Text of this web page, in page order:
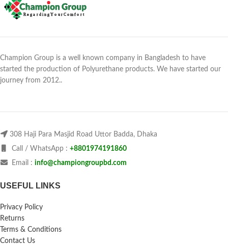
Champion Group is a well known company in Bangladesh to have
started the production of Polyurethane products. We have started our
journey from 2012..
308 Haji Para Masjid Road Uttor Badda, Dhaka
Call / WhatsApp : +8801974191860
Email : info@championgroupbd.com
USEFUL LINKS
Privacy Policy
Returns
Terms & Conditions
Contact Us